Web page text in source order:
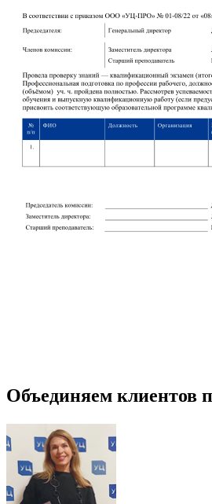
Объединяем клиентов